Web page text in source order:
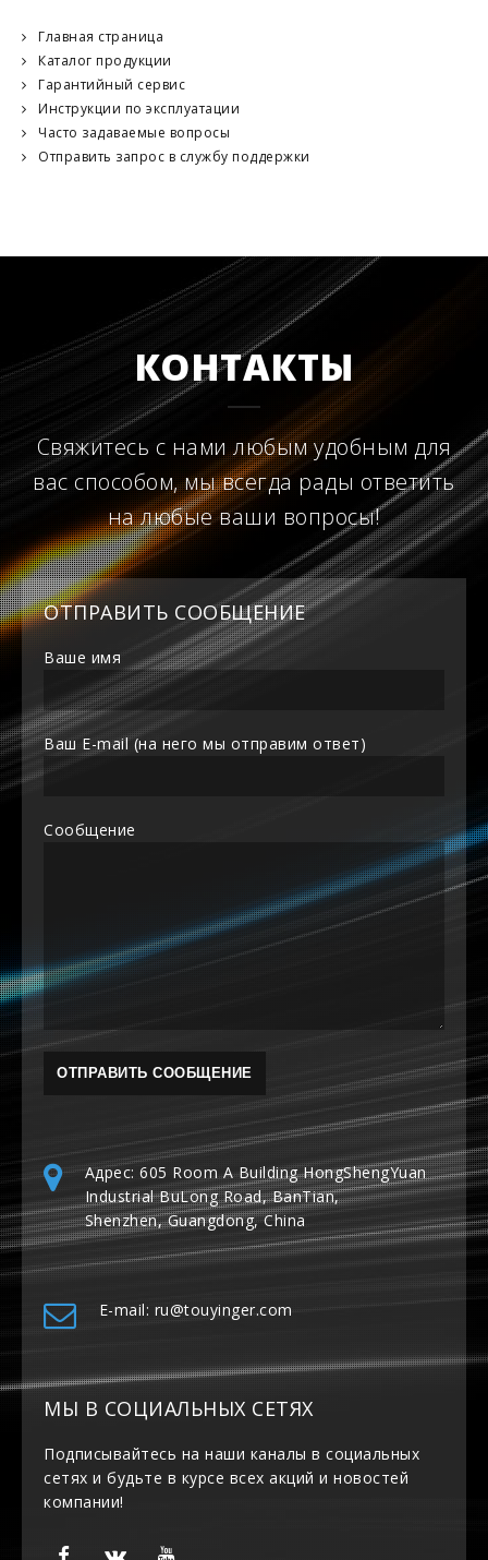
Главная страница
Каталог продукции
Гарантийный сервис
Инструкции по эксплуатации
Часто задаваемые вопросы
Отправить запрос в службу поддержки
КОНТАКТЫ
Свяжитесь с нами любым удобным для
вас способом, мы всегда рады ответить
на любые ваши вопросы!
ОТПРАВИТЬ СООБЩЕНИЕ
Ваше имя
Ваш E-mail (на него мы отправим ответ)
Сообщение
Адрес: 605 Room A Building HongShengYuan
Industrial BuLong Road, BanTian,
Shenzhen, Guangdong, China
E-mail: ru@touyinger.com
МЫ В СОЦИАЛЬНЫХ СЕТЯХ
Подписывайтесь на наши каналы в социальных
сетях и будьте в курсе всех акций и новостей
компании!